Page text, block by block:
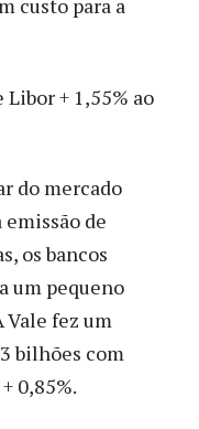
custo para a
+ 1,55% ao
do mercado
de
os bancos
um pequeno
Vale fez um
bilhões com
0,85%.